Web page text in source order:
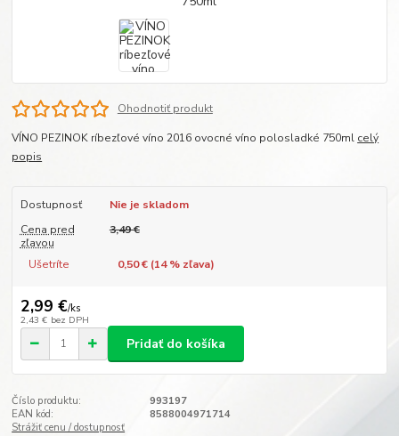
Ohodnotiť produkt
VÍNO PEZINOK ríbezľové víno 2016 ovocné víno polosladké 750ml celý
popis
Dostupnosť
Nie je skladom
Cena pred
zľavou
3,49 €
Ušetríte 0,50 € (14% zľava)
2,99 €/ks
2,43 € bez DPH
Pridať do košíka
Číslo produktu:
993197
EAN kód:
8588004971714
Strážiť cenu / dostupnosť